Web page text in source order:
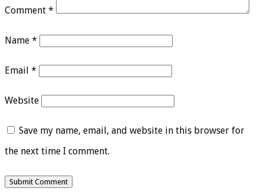
Comment *
Name *
Email *
Website
Save my name, email, and website in this browser for
the next time I comment.